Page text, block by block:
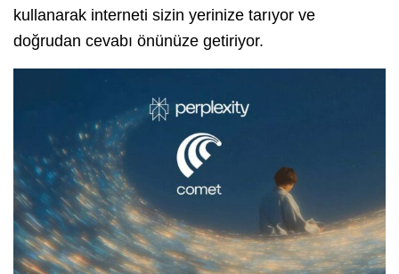
kullanarak interneti sizin yerinize tarıyor ve
doğrudan cevabı önünüze getiriyor.